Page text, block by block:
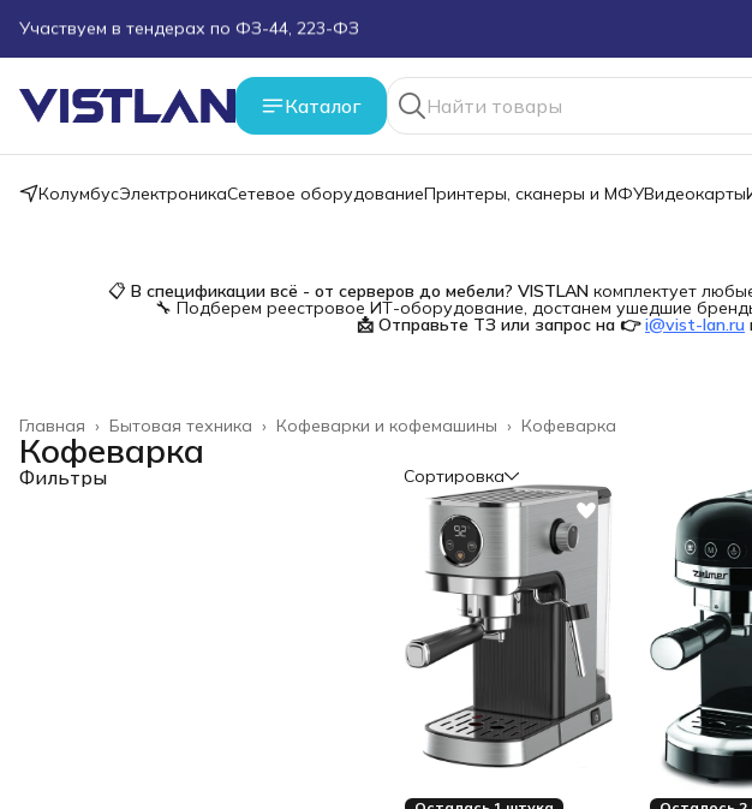
Поможем подобрать оборудование под ТЗ
Пуско-наладочные работы
Более 100 000 позиций в наличии и под заказ
Каталог
КолумбусЭлектроникаСетевое оборудованиеПринтеры, сканеры и МФУВидеокарты
📋В спецификации всё - от серверов до мебели? VISTLAN комплектует
🔧 Подберем реестровое ИТ-оборудование, достанем ушедшие
📩 Отправьте ТЗ или запрос на 👉 i@vist-lan.ru
Кофеварка
Кофеварки и кофемашины ›
Бытовая техника ›
Главная ›
Кофеварка
Фильтры Сортировка